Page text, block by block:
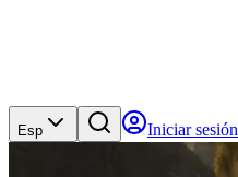
Esp Iniciar sesión